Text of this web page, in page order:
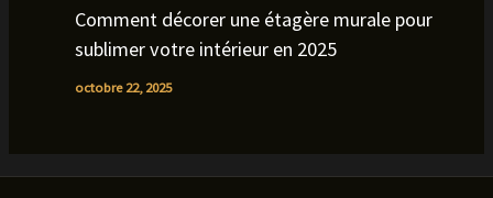
Comment décorer une étagère murale pour
sublimer votre intérieur en 2025
octobre 22, 2025